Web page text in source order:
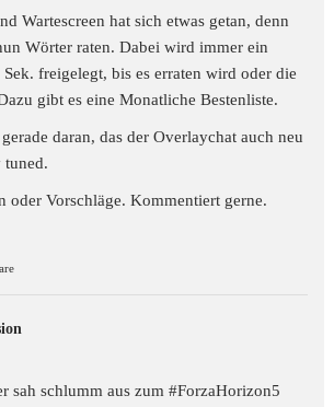
Wartescreen hat sich etwas getan, denn
Wörter raten. Dabei wird immer ein
freigelegt, bis es erraten wird oder die
gibt es eine Monatliche Bestenliste.
daran, das der Overlaychat auch neu
tuned.
oder Vorschläge. Kommentiert gerne.
sah schlumm aus zum#ForzaHorizon5